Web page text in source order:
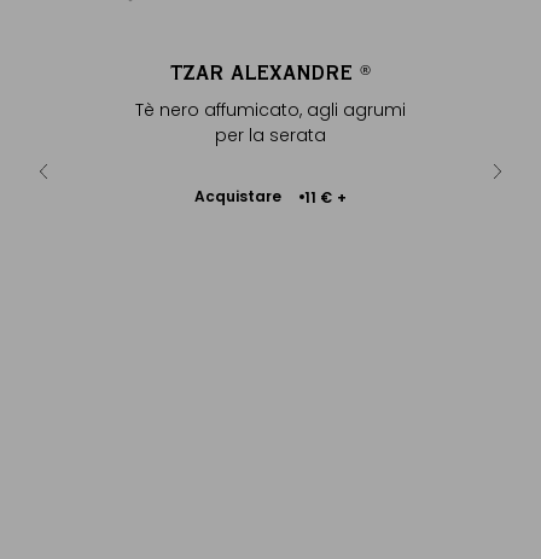
TZAR ALEXANDRE ®
Tè nero affumicato, agli agrumi
per la serata
Acquistare 11 € +
Aggiungere